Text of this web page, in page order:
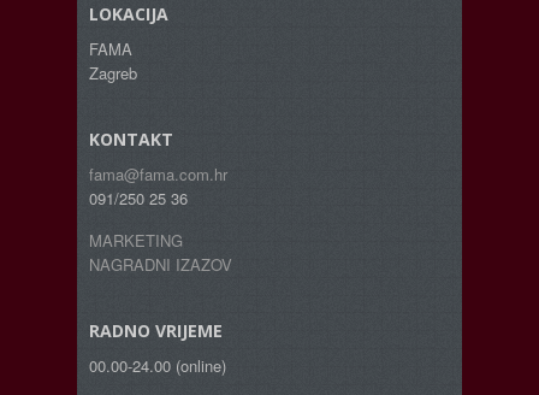
LOKACIJA
FAMA
Zagreb
KONTAKT
fama@fama.com.hr
091/250 25 36
MARKETING
NAGRADNI IZAZOV
RADNO VRIJEME
00.00-24.00 (online)